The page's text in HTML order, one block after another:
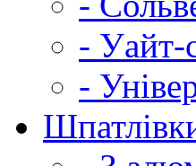
- Уайт-
-